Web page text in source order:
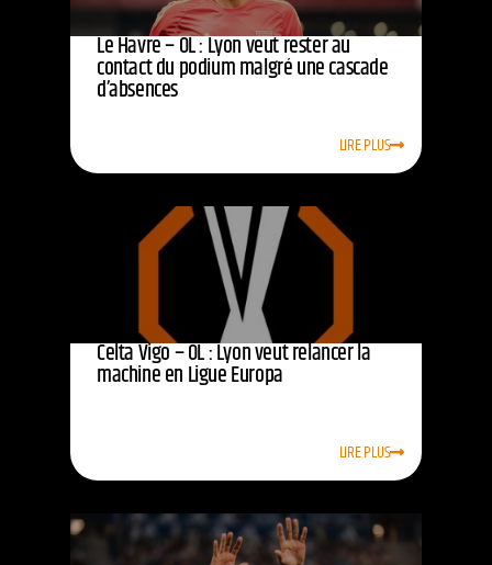
Le Havre – OL : Lyon veut rester au
contact du podium malgré une cascade
d’absences
LIRE PLUS
Celta Vigo – OL : Lyon veut relancer la
machine en Ligue Europa
LIRE PLUS